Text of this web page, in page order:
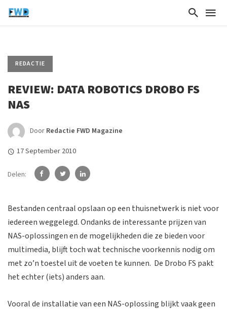
REDACTIE
REVIEW: DATA ROBOTICS DROBO FS
NAS
Door Redactie FWD Magazine
17 September 2010
Delen:
Bestanden centraal opslaan op een thuisnetwerk is niet voor
iedereen weggelegd. Ondanks de interessante prijzen van
NAS-oplossingen en de mogelijkheden die ze bieden voor
multimedia, blijft toch wat technische voorkennis nodig om
met zo’n toestel uit de voeten te kunnen. De Drobo FS pakt
het echter (iets) anders aan.
Vooral de installatie van een NAS-oplossing blijkt vaak geen